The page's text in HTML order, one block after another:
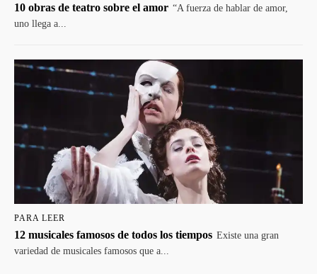
10 obras de teatro sobre el amor “A fuerza de hablar de amor,
uno llega a...
PARA LEER
12 musicales famosos de todos los tiempos Existe una gran
variedad de musicales famosos que a...